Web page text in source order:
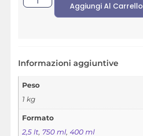
Aggiungi Al Carrello
Informazioni aggiuntive
Peso
1 kg
Formato
2,5 lt, 750 ml, 400 ml